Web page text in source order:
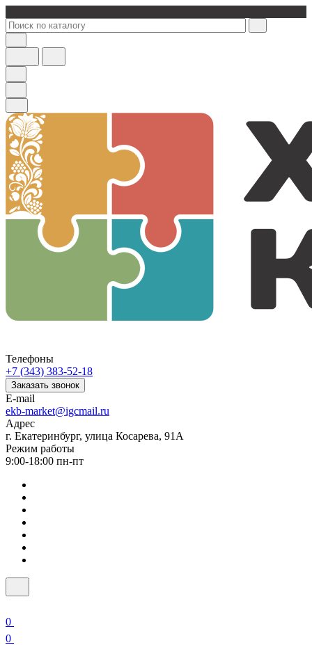
Телефоны
+7 (343) 383-52-18
Заказать звонок
E-mail
ekb-market@igcmail.ru
Адрес
г. Екатеринбург, улица Косарева, 91А
Режим работы
9:00-18:00 пн-пт
0
0